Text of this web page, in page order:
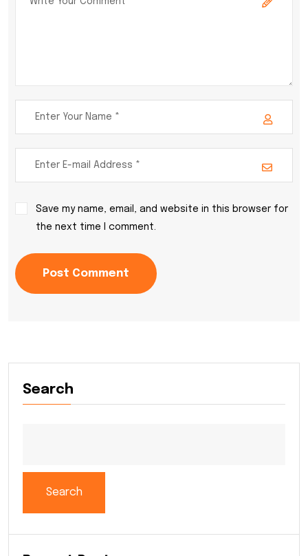
Save my name, email, and website in this browser for
the next time I comment.
Post Comment
Search
Search